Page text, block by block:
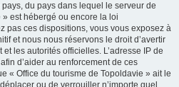
du pays dans lequel le serveur de
est hébergé ou encore la loi
pas ces dispositions, vous vous exposez à
et nous nous réservons le droit d’avertir
les autorités officielles. L’adresse IP de
d’aider au renforcement de ces
« Office du tourisme de Topoldavie » ait le
ou de verrouiller n’importe quel